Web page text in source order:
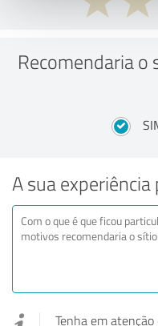
Recomendaria o
A sua experiência
Tenha em